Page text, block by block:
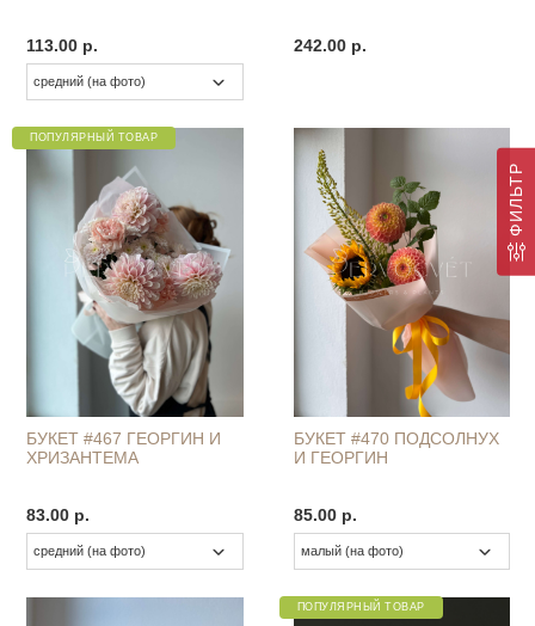
ФИЛЬТР
113.00 р. 242.00 р.
ПОПУЛЯРНЫЙ ТОВАР
БУКЕТ #467 ГЕОРГИН И
ХРИЗАНТЕМА
83.00 р.
БУКЕТ #470 ПОДСОЛНУХ
И ГЕОРГИН
85.00 р.
ПОПУЛЯРНЫЙ ТОВАР